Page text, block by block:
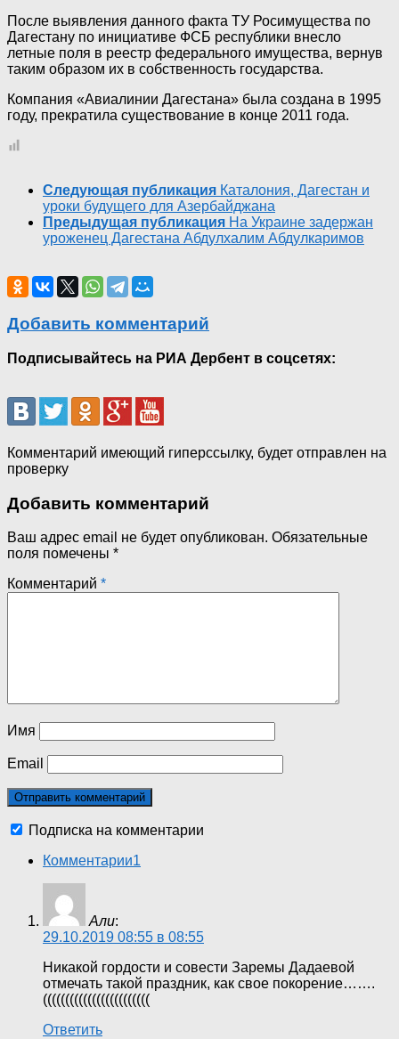
После выявления данного факта ТУ Росимущества по
Дагестану по инициативе ФСБ республики внесло
летные поля в реестр федерального имущества, вернув
таким образом их в собственность государства.
Компания «Авиалинии Дагестана» была создана в 1995
году, прекратила существование в конце 2011 года.
Следующая публикация Каталония, Дагестан и
уроки будущего для Азербайджана
Предыдущая публикация На Украине задержан
уроженец Дагестана Абдулхалим Абдулкаримов
Добавить комментарий
Подписывайтесь на РИА Дербент в соцсетях:
Комментарий имеющий гиперссылку, будет отправлен на
проверку
Добавить комментарий
Ваш адрес email не будет опубликован. Обязательные
поля помечены *
Комментарий *
Имя
Email
Подписка на комментарии
Комментарии1
Али:
29.10.2019 08:55 в 08:55
Никакой гордости и совести Заремы Дадаевой
отмечать такой праздник, как свое покорение…….
((((((((((((((((((((((((
Ответить